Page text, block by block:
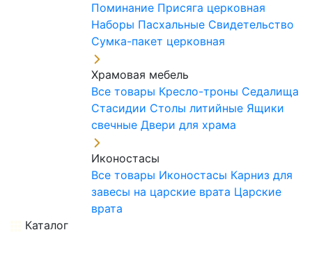
Поминание Присяга церковная
Наборы Пасхальные Свидетельство
Сумка-пакет церковная
Храмовая мебель
Все товары Кресло-троны Седалища
Стасидии Столы литийные Ящики
свечные Двери для храма
Иконостасы
Все товары Иконостасы Карниз для
завесы на царские врата Царские
врата
Каталог